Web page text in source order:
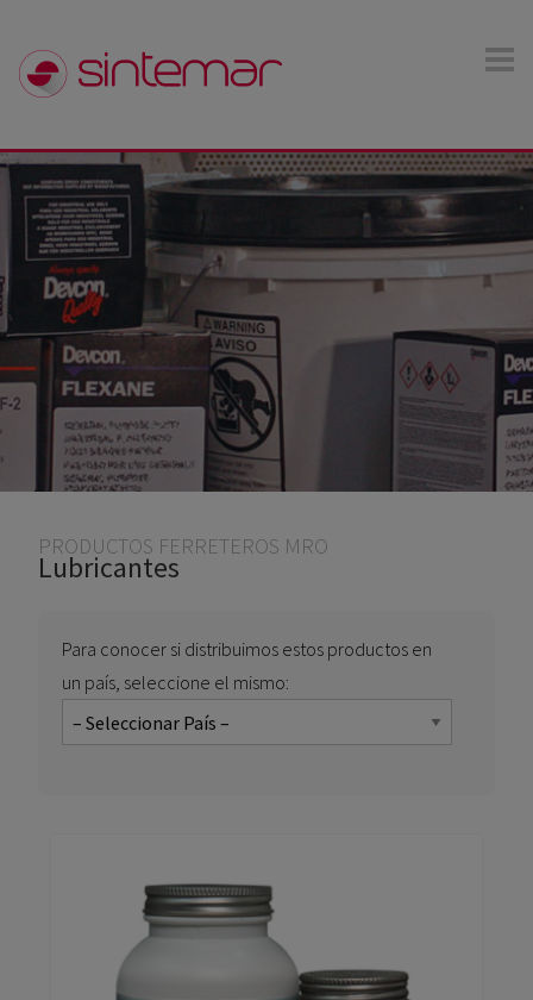
Usted está aquí
PRODUCTOS FERRETEROS MRO
Lubricantes
Para conocer si distribuimos estos productos en
un país, seleccione el mismo: